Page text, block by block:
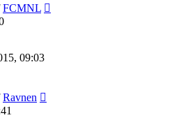
FCMNL
09:03
Ravnen